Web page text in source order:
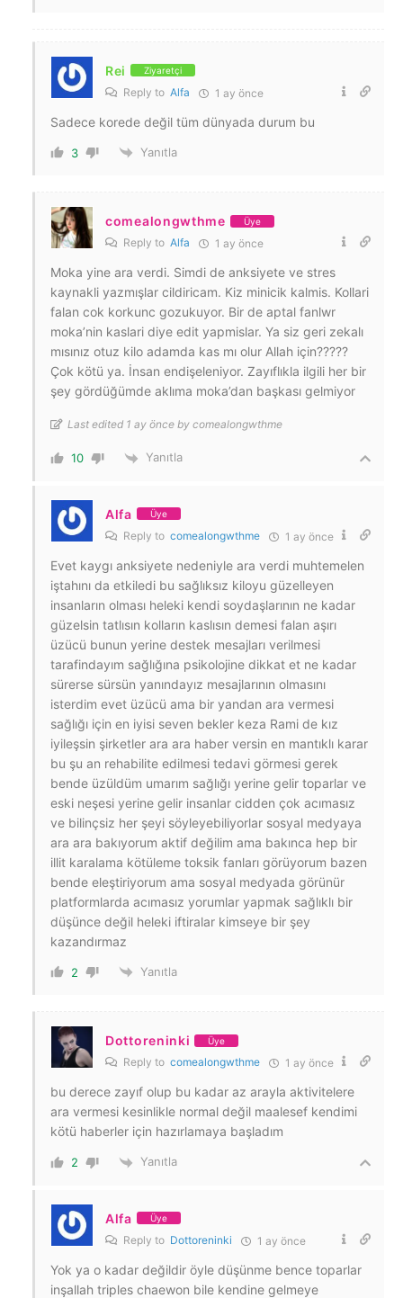
Rei Ziyaretçi
Reply to Alfa 1 ay önce
Sadece korede değil tüm dünyada durum bu
3 Yanıtla
comealongwthme Üye
Reply to Alfa 1 ay önce
Moka yine ara verdi. Simdi de anksiyete ve stres
kaynakli yazmışlar cildiricam. Kiz minicik kalmis. Kollari
falan cok korkunc gozukuyor. Bir de aptal fanlwr
moka’nin kaslari diye edit yapmislar. Ya siz geri zekalı
mısınız otuz kilo adamda kas mı olur Allah için?????
Çok kötü ya. İnsan endişeleniyor. Zayıflıkla ilgili her bir
şey gördüğümde aklıma moka’dan başkası gelmiyor
Last edited 1 ay önce by comealongwthme
10 Yanıtla
Alfa Üye
Reply to comealongwthme 1 ay önce
Evet kaygı anksiyete nedeniyle ara verdi muhtemelen
iştahını da etkiledi bu sağlıksız kiloyu güzelleyen
insanların olması heleki kendi soydaşlarının ne kadar
güzelsin tatlısın kolların kaslısın demesi falan aşırı
üzücü bunun yerine destek mesajları verilmesi
tarafindayım sağlığına psikolojine dikkat et ne kadar
sürerse sürsün yanındayız mesajlarının olmasını
isterdim evet üzücü ama bir yandan ara vermesi
sağlığı için en iyisi seven bekler keza Rami de kız
iyileşsin şirketler ara ara haber versin en mantıklı karar
bu şu an rehabilite edilmesi tedavi görmesi gerek
bende üzüldüm umarım sağlığı yerine gelir toparlar ve
eski neşesi yerine gelir insanlar cidden çok acımasız
ve bilinçsiz her şeyi söyleyebiliyorlar sosyal medyaya
ara ara bakıyorum aktif değilim ama bakınca hep bir
illit karalama kötüleme toksik fanları görüyorum bazen
bende eleştiriyorum ama sosyal medyada görünür
platformlarda acımasız yorumlar yapmak sağlıklı bir
düşünce değil heleki iftiralar kimseye bir şey
kazandırmaz
2 Yanıtla
Dottoreninki Üye
Reply to comealongwthme 1 ay önce
bu derece zayıf olup bu kadar az arayla aktivitelere
ara vermesi kesinlikle normal değil maalesef kendimi
kötü haberler için hazırlamaya başladım
2 Yanıtla
Alfa Üye
Reply to Dottoreninki 1 ay önce
Yok ya o kadar değildir öyle düşünme bence toparlar
inşallah triples chaewon bile kendine gelmeye